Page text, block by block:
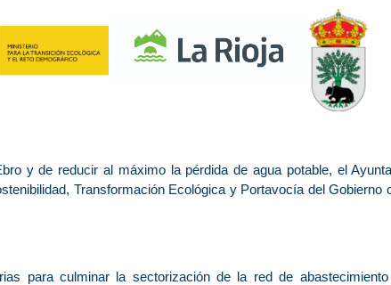
y de reducir al máximo la pérdida de agua potable, el
Transformación Ecológica y Portavocía del Gobierno
para culminar la sectorización de la red de